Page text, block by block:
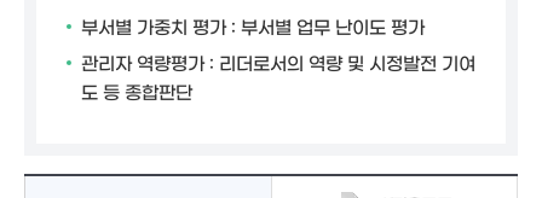
부서별 가중치 평가 : 부서별 업무 난이도 평가
관리자 역량평가 : 리더로서의 역량 및 시정발전 기여
도 등 종합판단